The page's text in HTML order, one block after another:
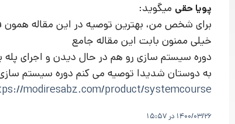
پویا حقی میگوید:
برای شخص من، بهترین توصیه در این مقاله
خیلی ممنون بابت این مقاله جامع
دوره سیستم سازی رو هم در حال دیدن و اجرای پله پله هستم و بی
به دوستان شدیدا توصیه می کنم دوره سیستم
modiresabz.com/product/systemcourse/
1400/03/26 در 15:57